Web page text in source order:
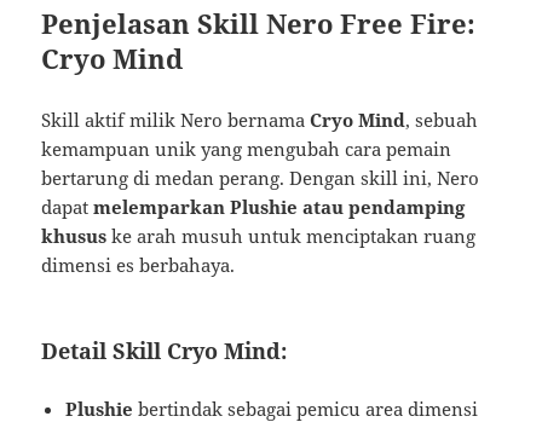
Penjelasan Skill Nero Free Fire:
Cryo Mind
Skill aktif milik Nero bernamaCryo Mind, sebuah
kemampuan unik yang mengubah cara pemain
bertarung di medan perang. Dengan skill ini, Nero
dapatmelemparkan Plushie atau pendamping
khusus ke arah musuh untuk menciptakan ruang
dimensi es berbahaya.
Detail Skill Cryo Mind:
Plushie bertindak sebagai pemicu area dimensi